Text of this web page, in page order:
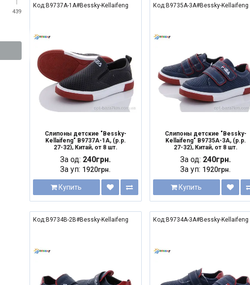
439
Код:B9737A-1A#Bessky-Kellaifeng
Слипоны детские "Bessky-
Kellaifeng" B9737A-1A, (р.р.
27-32), Китай, от 8 шт.
За од: 240грн.
За уп: 1920грн.
Купить
Код:B9735A-3A#Bessky-Kellaifeng
Слипоны детские "Bessky-
Kellaifeng" B9735A-3A, (р.р.
27-32), Китай, от 8 шт.
За од: 240грн.
За уп: 1920грн.
Купить
Код:B9734B-2B#Bessky-Kellaifeng Код:B9734A-3A#Bessky-Kellaifeng